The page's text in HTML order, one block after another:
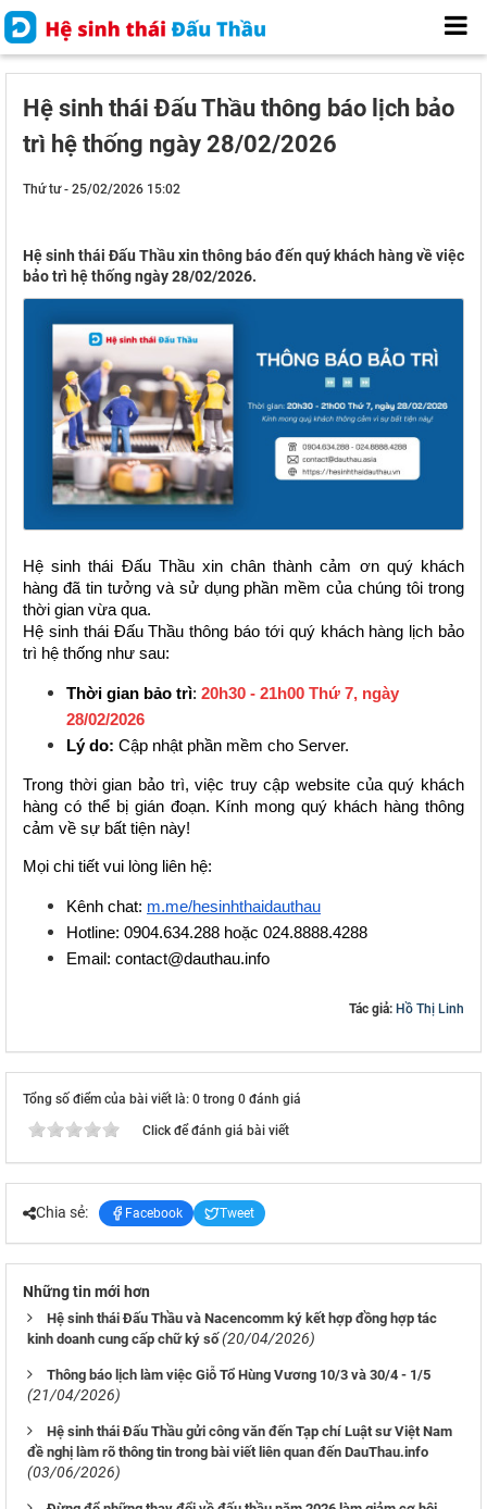
Hệ sinh thái Đấu Thầu thông báo lịch bảo
trì hệ thống ngày 28/02/2026
Thứ tư - 25/02/2026 15:02
Hệ sinh thái Đấu Thầu xin thông báo đến quý khách hàng về việc
bảo trì hệ thống ngày 28/02/2026.
Hệ sinh thái Đấu Thầu xin chân thành cảm ơn quý khách
hàng đã tin tưởng và sử dụng phần mềm của chúng tôi trong
thời gian vừa qua.
Hệ sinh thái Đấu Thầu thông báo tới quý khách hàng lịch bảo
trì hệ thống như sau:
Thời gian bảo trì: 20h30 - 21h00 Thứ 7, ngày
28/02/2026
Lý do: Cập nhật phần mềm cho Server.
Trong thời gian bảo trì, việc truy cập website của quý khách
hàng có thể bị gián đoạn. Kính mong quý khách hàng thông
cảm về sự bất tiện này!
Mọi chi tiết vui lòng liên hệ:
Kênh chat: m.me/hesinhthaidauthau
Hotline: 0904.634.288 hoặc 024.8888.4288
Email: contact@dauthau.info
Tác giả: Hồ Thị Linh
Tổng số điểm của bài viết là: 0 trong 0 đánh giá
Click để đánh giá bài viết
Chia sẻ: Facebook Tweet
Những tin mới hơn
Hệ sinh thái Đấu Thầu và Nacencomm ký kết hợp đồng hợp tác
kinh doanh cung cấp chữ ký số (20/04/2026)
Thông báo lịch làm việc Giỗ Tổ Hùng Vương 10/3 và 30/4 - 1/5
(21/04/2026)
Hệ sinh thái Đấu Thầu gửi công văn đến Tạp chí Luật sư Việt Nam
đề nghị làm rõ thông tin trong bài viết liên quan đến DauThau.info
(03/06/2026)